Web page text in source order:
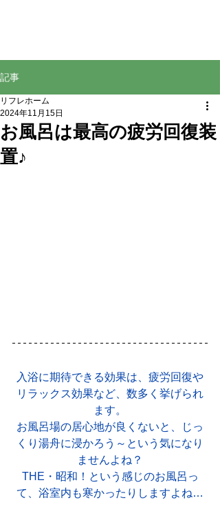
記事
お風呂は最高の疲労回復装
置♪
リフレホーム
2024年11月15日
入浴に期待できる効果は、疲労回復や
リラックス効果など、数多く挙げられ
ます。
お風呂場の居心地が良くないと、じっ
くり湯舟に浸かろう～という気になり
ませんよね？
THE・昭和！という感じのお風呂っ
て、浴室内も寒かったりしますよね…